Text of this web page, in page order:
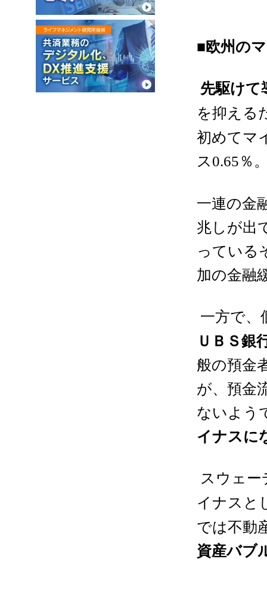
■欧州の
先駆けて
を抑える
初めてマ
ス0.65％
一連の金
兆しが出
っている
加の金融
一方で、
ＵＢＳ銀
般の預金
が、預金
ないよう
イナスに
スウェ
イナスと
では不動
資産バブ